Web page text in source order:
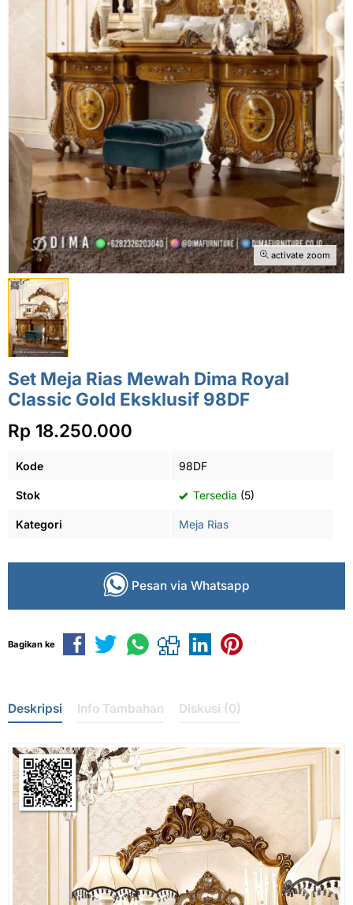
activate zoom
Set Meja Rias Mewah Dima Royal
Classic Gold Eksklusif 98DF
Rp 18.250.000
Kode 98DF
Stok Tersedia (5)
Kategori Meja Rias
Pesan via Whatsapp
Bagikan ke
Deskripsi Info Tambahan Diskusi (0)